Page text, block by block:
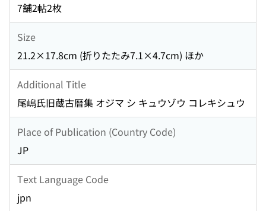
7舗2帖2枚
Size
21.2×17.8cm (折りたたみ7.1×4.7cm) ほか
Additional Title
尾嶋氏旧蔵古暦集 オジマ シ キュウゾウ コレキシュウ
Place of Publication (Country Code)
JP
Text Language Code
jpn